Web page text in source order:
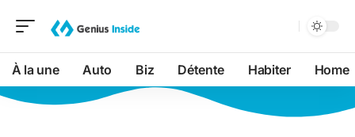
À la une Auto Biz Détente Habiter Home